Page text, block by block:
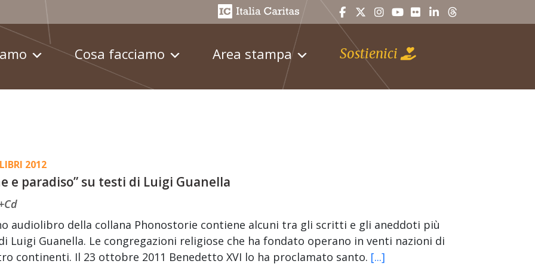
Cosa facciamo Area stampa Sostienici
LIBRI 2012
e paradiso” su testi di Luigi Guanella
audiolibro della collana Phonostorie contiene alcuni tra gli scritti e gli aneddoti più
Luigi Guanella. Le congregazioni religiose che ha fondato operano in venti nazioni di
continenti. Il 23 ottobre 2011 Benedetto XVI lo ha proclamato santo. [...]